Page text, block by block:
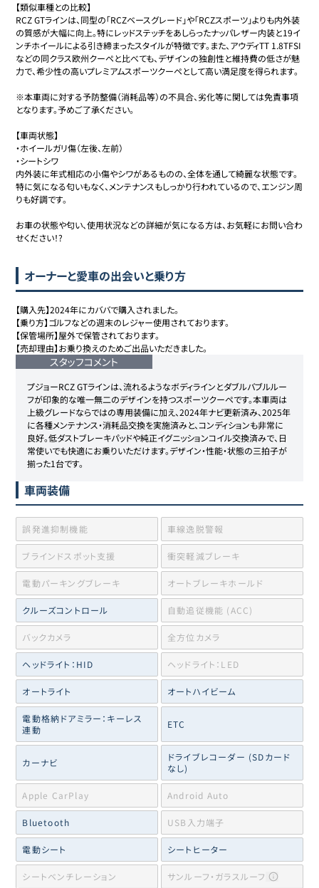
【類似車種との比較】
RCZ GTラインは、同型の「RCZベースグレード」や「RCZスポーツ」よりも内外装
の質感が大幅に向上。特にレッドステッチをあしらったナッパレザー内装と19イ
ンチホイールによる引き締まったスタイルが特徴です。また、アウディTT 1.8TFSI
などの同クラス欧州クーペと比べても、デザインの独創性と維持費の低さが魅
力で、希少性の高いプレミアムスポーツクーペとして高い満足度を得られます。
※本車両に対する予防整備（消耗品等）の不具合、劣化等に関しては免責事項
となります。予めご了承ください。
【車両状態】
・ホイールガリ傷（左後、左前）
・シートシワ
内外装に年式相応の小傷やシワがあるものの、全体を通して綺麗な状態です。
特に気になる匂いもなく、メンテナンスもしっかり行われているので、エンジン周
りも好調です。
お車の状態や匂い、使用状況などの詳細が気になる方は、お気軽にお問い合わ
せください！?
オーナーと愛車の出会いと乗り方
【購入先】2024年にカババで購入されました。
【乗り方】ゴルフなどの週末のレジャー使用されております。
【保管場所】屋外で保管されております。
【売却理由】お乗り換えのためご出品いただきました。
スタッフコメント
プジョーRCZ GTラインは、流れるようなボディラインとダブルバブルルー
フが印象的な唯一無二のデザインを持つスポーツクーペです。本車両は
上級グレードならではの専用装備に加え、2024年ナビ更新済み、2025年
に各種メンテナンス・消耗品交換を実施済みと、コンディションも非常に
良好。低ダストブレーキパッドや純正イグニッションコイル交換済みで、日
常使いでも快適にお乗りいただけます。デザイン・性能・状態の三拍子が
揃った1台です。
車両装備
誤発進抑制機能 車線逸脱警報
ブラインドスポット支援 衝突軽減ブレーキ
電動パーキングブレーキ オートブレーキホールド
クルーズコントロール 自動追従機能 (ACC)
バックカメラ 全方位カメラ
ヘッドライト：HID ヘッドライト：LED
オートライト オートハイビーム
電動格納ドアミラー：キーレス
連動
ETC
カーナビ
ドライブレコーダー (SDカード
なし)
Apple CarPlay Android Auto
Bluetooth USB入力端子
電動シート シートヒーター
シートベンチレーション サンルーフ・ガラスルーフ